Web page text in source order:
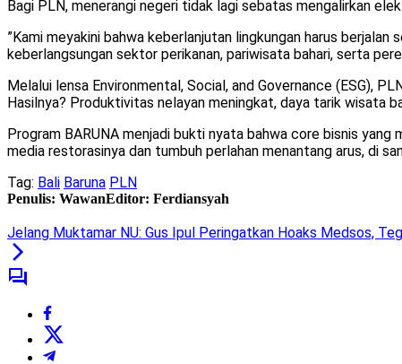
Bagi PLN, menerangi negeri tidak lagi sebatas mengalirkan
​”Kami meyakini bahwa keberlanjutan lingkungan harus
keberlangsungan sektor perikanan, pariwisata bahari, serta
Melalui lensa Environmental, Social, and Governance (ESG),
Hasilnya? Produktivitas nelayan meningkat, daya tarik wisata
Program BARUNA menjadi bukti nyata bahwa core bisnis
media restorasinya dan tumbuh perlahan menantang arus, di
Tag: Bali Baruna PLN
Penulis: WawanEditor: Ferdiansyah
Jelang Muktamar NU: Gus Ipul Peringatkan Hoaks Medsos,